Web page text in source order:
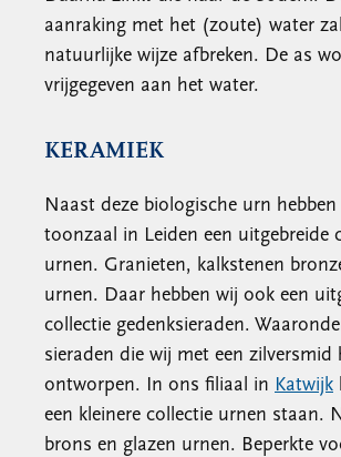
aanraking met het (zoute) water
natuurlijke wijze afbreken. De as
vrijgegeven aan het water.
KERAMIEK
Naast deze biologische urn
toonzaal in Leiden een uitgebreide
urnen. Granieten, kalkstenen
urnen. Daar hebben wij ook een
collectie gedenksieraden.
sieraden die wij met een zilversmid
ontworpen. In ons filiaal in Katwijk
een kleinere collectie urnen staan.
brons en glazen urnen. Beperkte